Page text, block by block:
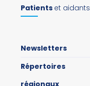
Patients et aidants
Newsletters
Répertoires